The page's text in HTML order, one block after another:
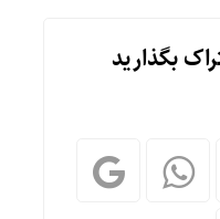
بگذارید